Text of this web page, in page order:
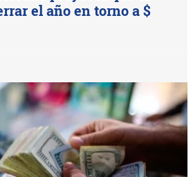
el año en torno a $